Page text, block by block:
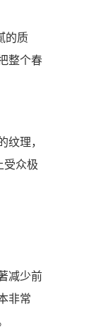
的质
整个春
纹理，
受众极
减少前
非常